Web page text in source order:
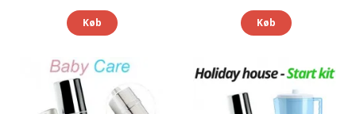
Køb Køb